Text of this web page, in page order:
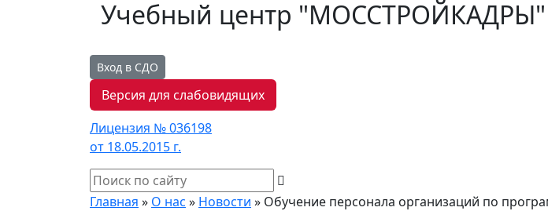
Учебный центр "МОССТРОЙКАДРЫ"
Вход в СДО
Версия для слабовидящих
Лицензия № 036198
от 18.05.2015 г.
Главная » О нас » Новости » Обучение персонала организаций по